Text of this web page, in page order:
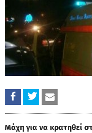
Μάχη για να κρατηθεί